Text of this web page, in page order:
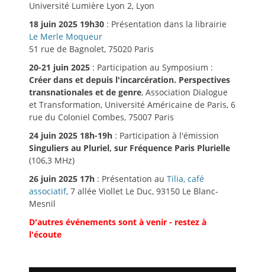
Université Lumière Lyon 2, Lyon
18 juin 2025 19h30 : Présentation dans la librairie
Le Merle Moqueur
51 rue de Bagnolet, 75020 Paris
20-21 juin 2025 : Participation au Symposium :
Créer dans et depuis l'incarcération. Perspectives
transnationales et de genre, Association Dialogue
et Transformation, Université Américaine de Paris, 6
rue du Coloniel Combes, 75007 Paris
24 juin 2025 18h-19h : Participation à l'émission
Singuliers au Pluriel, sur Fréquence Paris Plurielle
(106,3 MHz)
26 juin 2025 17h : Présentation au Tilia, café
associatif, 7 allée Viollet Le Duc, 93150 Le Blanc-
Mesnil
D'autres événements sont à venir - restez à
l'écoute